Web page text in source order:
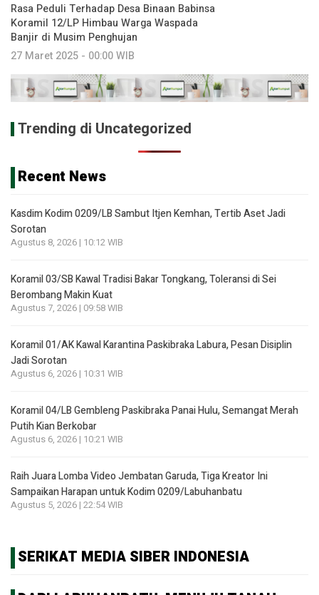
Rasa Peduli Terhadap Desa Binaan Babinsa
Koramil 12/LP Himbau Warga Waspada
Banjir di Musim Penghujan
27 Maret 2025 - 00:00 WIB
Trending di Uncategorized
Recent News
Kasdim Kodim 0209/LB Sambut Itjen Kemhan, Tertib Aset Jadi
Sorotan
Agustus 8, 2026 | 10:12 WIB
Koramil 03/SB Kawal Tradisi Bakar Tongkang, Toleransi di Sei
Berombang Makin Kuat
Agustus 7, 2026 | 09:58 WIB
Koramil 01/AK Kawal Karantina Paskibraka Labura, Pesan Disiplin
Jadi Sorotan
Agustus 6, 2026 | 10:31 WIB
Koramil 04/LB Gembleng Paskibraka Panai Hulu, Semangat Merah
Putih Kian Berkobar
Agustus 6, 2026 | 10:21 WIB
Raih Juara Lomba Video Jembatan Garuda, Tiga Kreator Ini
Sampaikan Harapan untuk Kodim 0209/Labuhanbatu
Agustus 5, 2026 | 22:54 WIB
SERIKAT MEDIA SIBER INDONESIA